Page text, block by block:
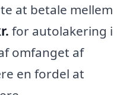
at betale mellem
for autolakering i
omfanget af
en fordel at